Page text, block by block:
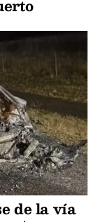
de la vía